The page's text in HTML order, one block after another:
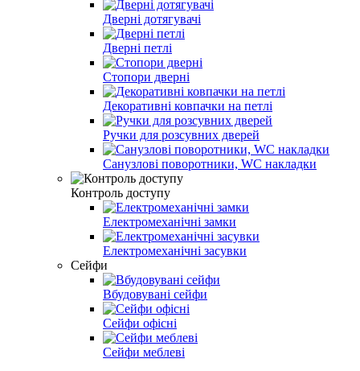
Дверні дотягувачі
Дверні петлі
Стопори дверні
Декоративні ковпачки на петлі
Ручки для розсувних дверей
Санузлові поворотники, WC накладки
Контроль доступу
Електромеханічні замки
Електромеханічні засувки
Сейфи
Вбудовувані сейфи
Сейфи офісні
Сейфи меблеві